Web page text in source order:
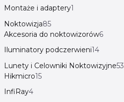
Montaże i adaptery1
Noktowizja85
Akcesoria do noktowizorów6
Iluminatory podczerwieni14
Lunety i Celowniki Noktowizyjne53
Hikmicro15
InfiRay4